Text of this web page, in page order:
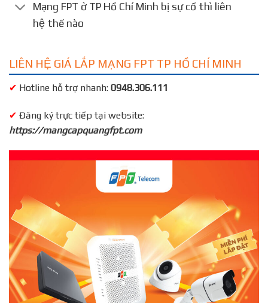
Mạng FPT ở TP Hồ Chí Minh bị sự cố thì liên
hệ thế nào
LIÊN HỆ GIÁ LẮP MẠNG FPT TP HỒ CHÍ MINH
✔ Hotline hỗ trợ nhanh: 0948.306.111
✔ Đăng ký trực tiếp tại website:
https://mangcapquangfpt.com